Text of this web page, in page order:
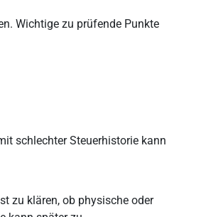
Wichtige zu prüfende Punkte
schlechter Steuerhistorie kann
zu klären, ob physische oder